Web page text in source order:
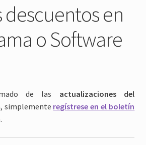
descuentos en
o Software
de las actualizaciones del
simplemente regístrese en el boletín